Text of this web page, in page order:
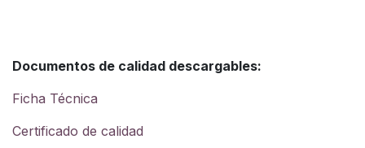
Documentos de calidad descargables:
Ficha Técnica
Certificado de calidad